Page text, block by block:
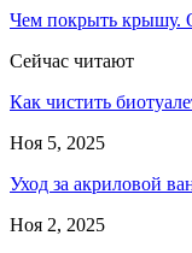
Чем покрыть крышу.
Сейчас читают
Как чистить
Ноя 5, 2025
Уход за акриловой
Ноя 2, 2025